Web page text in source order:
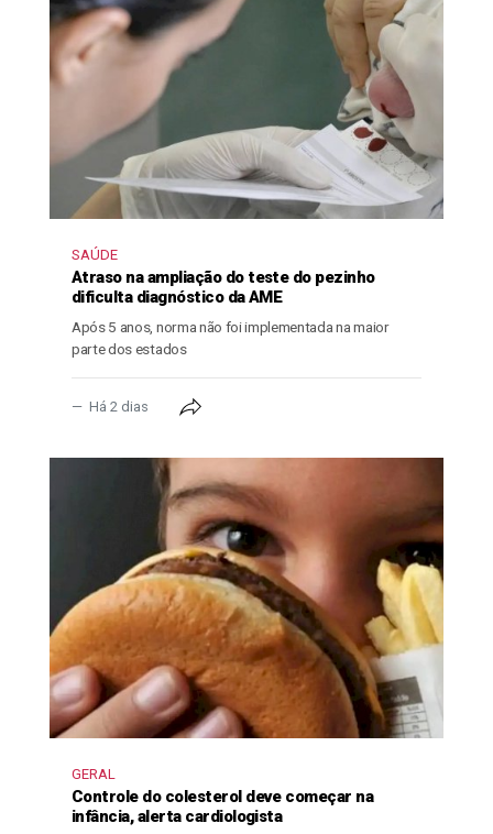
SAÚDE
Atraso na ampliação do teste do pezinho
dificulta diagnóstico da AME
Após 5 anos, norma não foi implementada na maior
parte dos estados
Há 2 dias
GERAL
Controle do colesterol deve começar na
infância, alerta cardiologista